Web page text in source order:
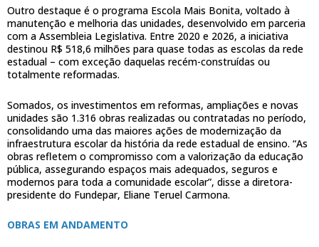
Outro destaque é o programa Escola Mais Bonita, voltado à
manutenção e melhoria das unidades, desenvolvido em parceria
com a Assembleia Legislativa. Entre 2020 e 2026, a iniciativa
destinou R$ 518,6 milhões para quase todas as escolas da rede
estadual – com exceção daquelas recém-construídas ou
totalmente reformadas.
Somados, os investimentos em reformas, ampliações e novas
unidades são 1.316 obras realizadas ou contratadas no período,
consolidando uma das maiores ações de modernização da
infraestrutura escolar da história da rede estadual de ensino. “As
obras refletem o compromisso com a valorização da educação
pública, assegurando espaços mais adequados, seguros e
modernos para toda a comunidade escolar”, disse a diretora-
presidente do Fundepar, Eliane Teruel Carmona.
OBRAS EM ANDAMENTO